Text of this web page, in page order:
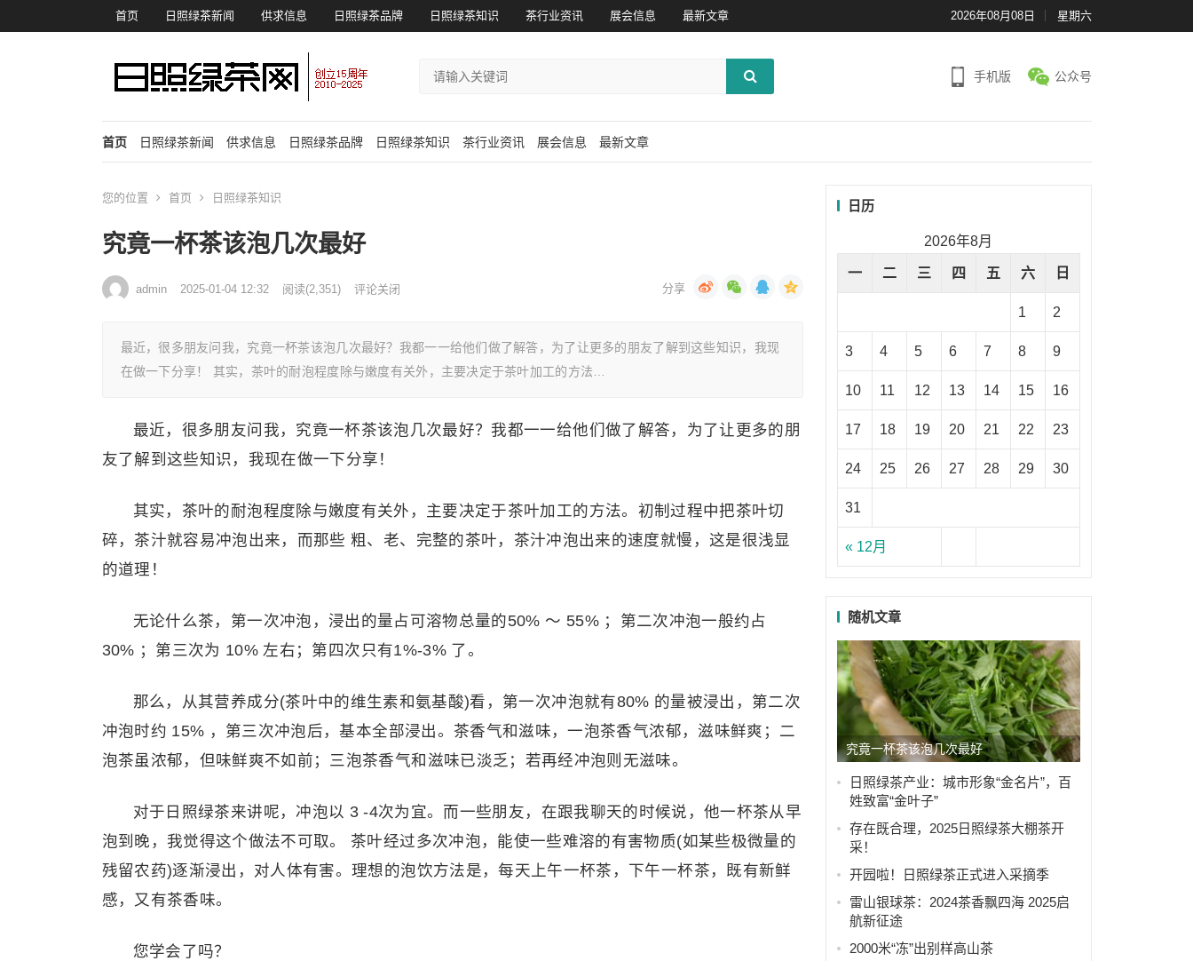
首页 日照绿茶新闻 供求信息 日照绿茶品牌 日照绿茶知识 茶行业资讯 展会信息 最新文章 2026年08月08日 星期六
手机版 公众号
首页 日照绿茶新闻 供求信息 日照绿茶品牌 日照绿茶知识 茶行业资讯 展会信息 最新文章
您的位置 首页 日照绿茶知识
究竟一杯茶该泡几次最好
admin 2025-01-04 12:32 阅读(2,351) 评论关闭
最近，很多朋友问我，究竟一杯茶该泡几次最好？我都一一给他们做了解答，为了让更多的朋友了解到这些知识，我现
在做一下分享！ 其实，茶叶的耐泡程度除与嫩度有关外，主要决定于茶叶加工的方法…
最近，很多朋友问我，究竟一杯茶该泡几次最好？我都一一给他们做了解答，为了让更多的朋
友了解到这些知识，我现在做一下分享！
其实，茶叶的耐泡程度除与嫩度有关外，主要决定于茶叶加工的方法。初制过程中把茶叶切
碎，茶汁就容易冲泡出来，而那些 粗、老、完整的茶叶，茶汁冲泡出来的速度就慢，这是很浅显
的道理！
无论什么茶，第一次冲泡，浸出的量占可溶物总量的50% ～ 55% ；第二次冲泡一般约占
30% ；第三次为 10% 左右；第四次只有1%-3% 了。
那么，从其营养成分(茶叶中的维生素和氨基酸)看，第一次冲泡就有80% 的量被浸出，第二次
冲泡时约 15% ，第三次冲泡后，基本全部浸出。茶香气和滋味，一泡茶香气浓郁，滋味鲜爽；二
泡茶虽浓郁，但味鲜爽不如前；三泡茶香气和滋味已淡乏；若再经冲泡则无滋味。
对于日照绿茶来讲呢，冲泡以 3 -4次为宜。而一些朋友，在跟我聊天的时候说，他一杯茶从早
泡到晚，我觉得这个做法不可取。 茶叶经过多次冲泡，能使一些难溶的有害物质(如某些极微量的
残留农药)逐渐浸出，对人体有害。理想的泡饮方法是，每天上午一杯茶，下午一杯茶，既有新鲜
感，又有茶香味。
您学会了吗？
日历
2026年8月
一 二 三 四 五 六 日
« 12月
1 2
3 4 5 6 7 8 9
10 11 12 13 14 15 16
17 18 19 20 21 22 23
24 25 26 27 28 29 30
31
随机文章
究竟一杯茶该泡几次最好
日照绿茶产业：城市形象“金名片”，百
姓致富“金叶子”
存在既合理，2025日照绿茶大棚茶开
采！
开园啦！日照绿茶正式进入采摘季
雷山银球茶：2024茶香飘四海 2025启
航新征途
2000米“冻”出别样高山茶